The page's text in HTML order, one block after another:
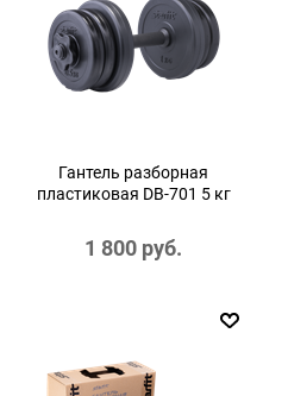
Гантель разборная
пластиковая DB-701 5 кг
1 800 руб.